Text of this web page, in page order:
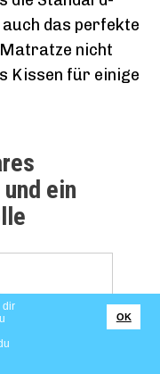
dir
OK
das perfekte
nicht
Kissen für einige
ein